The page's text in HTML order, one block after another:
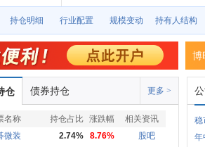
持仓明细 行业配置 规模变动 持有人结构
博
仓 债券持仓 更多 >
名称 持仓占比 涨跌幅
相关资讯
微装
2.74% 8.76%
股吧
稳
年